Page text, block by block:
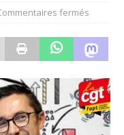
fermés